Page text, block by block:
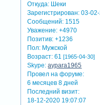
Откуда: Шеки
Зарегистрирован: 03-
Сообщений: 1515
Уважение: +4970
Позитив: +1236
Пол: Мужской
Возраст: 61[1965-04-30]
Skype: aypara1965
Провел на форуме:
6 месяцев 8 дней
Последний визит:
18-12-2020 19:07:07